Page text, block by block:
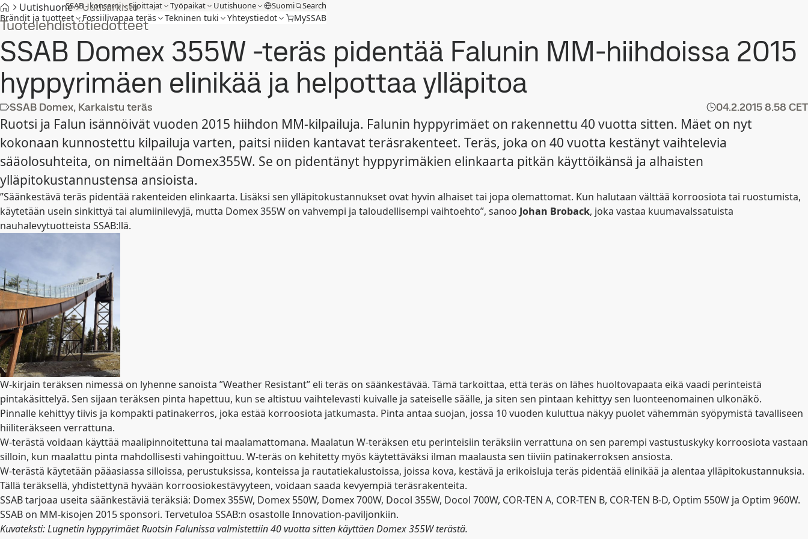
SSAB - konserni Sijoittajat Työpaikat Uutishuone Suomi Search
Brändit ja tuotteet Fossiilivapaa teräs Tekninen tuki Yhteystiedot MySSAB
Uutishuone Uutisarkisto
Tuotelehdistötiedotteet
SSAB Domex 355W -teräs pidentää Falunin MM-hiihdoissa 2015
hyppyrimäen elinikää ja helpottaa ylläpitoa
SSAB Domex, Karkaistu teräs 04.2.20158.58 CET
Ruotsi ja Falun isännöivät vuoden 2015 hiihdon MM-kilpailuja. Falunin hyppyrimäet on rakennettu 40 vuotta sitten. Mäet on nyt
kokonaan kunnostettu kilpailuja varten, paitsi niiden kantavat teräsrakenteet. Teräs, joka on 40 vuotta kestänyt vaihtelevia
sääolosuhteita, on nimeltään Domex355W. Se on pidentänyt hyppyrimäkien elinkaarta pitkän käyttöikänsä ja alhaisten
ylläpitokustannustensa ansioista.
”Säänkestävä teräs pidentää rakenteiden elinkaarta. Lisäksi sen ylläpitokustannukset ovat hyvin alhaiset tai jopa olemattomat. Kun halutaan välttää korroosiota tai ruostumista,
käytetään usein sinkittyä tai alumiinilevyjä, mutta Domex 355W on vahvempi ja taloudellisempi vaihtoehto”, sanoo Johan Broback, joka vastaa kuumavalssatuista
nauhalevytuotteista SSAB:llä.
W-kirjain teräksen nimessä on lyhenne sanoista ”Weather Resistant” eli teräs on säänkestävää. Tämä tarkoittaa, että teräs on lähes huoltovapaata eikä vaadi perinteistä
pintakäsittelyä. Sen sijaan teräksen pinta hapettuu, kun se altistuu vaihtelevasti kuivalle ja sateiselle säälle, ja siten sen pintaan kehittyy sen luonteenomainen ulkonäkö.
Pinnalle kehittyy tiivis ja kompakti patinakerros, joka estää korroosiota jatkumasta. Pinta antaa suojan, jossa 10 vuoden kuluttua näkyy puolet vähemmän syöpymistä tavalliseen
hiiliteräkseen verrattuna.
W-terästä voidaan käyttää maalipinnoitettuna tai maalamattomana. Maalatun W-teräksen etu perinteisiin teräksiin verrattuna on sen parempi vastustuskyky korroosiota vastaan
silloin, kun maalattu pinta mahdollisesti vahingoittuu. W-teräs on kehitetty myös käytettäväksi ilman maalausta sen tiiviin patinakerroksen ansiosta.
W-terästä käytetään pääasiassa silloissa, perustuksissa, konteissa ja rautatiekalustoissa, joissa kova, kestävä ja erikoisluja teräs pidentää elinikää ja alentaa ylläpitokustannuksia.
Tällä teräksellä, yhdistettynä hyvään korroosiokestävyyteen, voidaan saada kevyempiä teräsrakenteita.
SSAB tarjoaa useita säänkestäviä teräksiä: Domex 355W, Domex 550W, Domex 700W, Docol 355W, Docol 700W, COR-TEN A, COR-TEN B, COR-TEN B-D, Optim 550W ja Optim 960W.
SSAB on MM-kisojen 2015 sponsori. Tervetuloa SSAB:n osastolle Innovation-paviljonkiin.
Kuvateksti: Lugnetin hyppyrimäet Ruotsin Falunissa valmistettiin 40 vuotta sitten käyttäen Domex 355W terästä.